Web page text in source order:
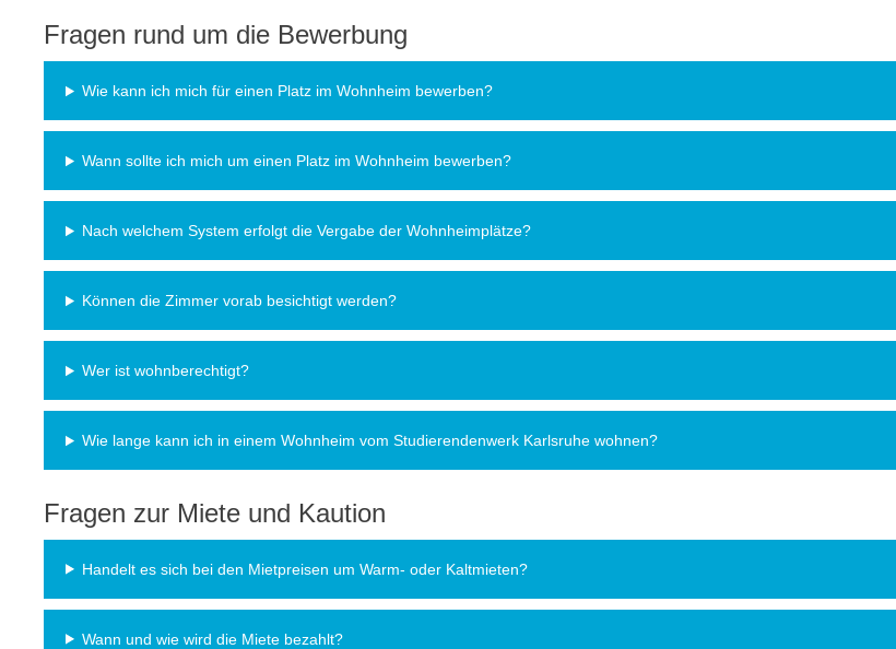
Fragen rund um die Bewerbung
Wie kann ich mich für einen Platz im Wohnheim bewerben?
Wann sollte ich mich um einen Platz im Wohnheim bewerben?
Nach welchem System erfolgt die Vergabe der Wohnheimplätze?
Können die Zimmer vorab besichtigt werden?
Wer ist wohnberechtigt?
Wie lange kann ich in einem Wohnheim vom Studierendenwerk Karlsruhe wohnen?
Fragen zur Miete und Kaution
Handelt es sich bei den Mietpreisen um Warm- oder Kaltmieten?
Wann und wie wird die Miete bezahlt?